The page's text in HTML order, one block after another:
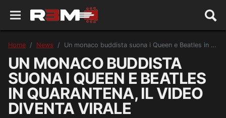
Home News Un monaco buddista suona i Queen e Beatles in quarantena, il video diventa virale
UN MONACO BUDDISTA
SUONA I QUEEN E BEATLES
IN QUARANTENA, IL VIDEO
DIVENTA VIRALE